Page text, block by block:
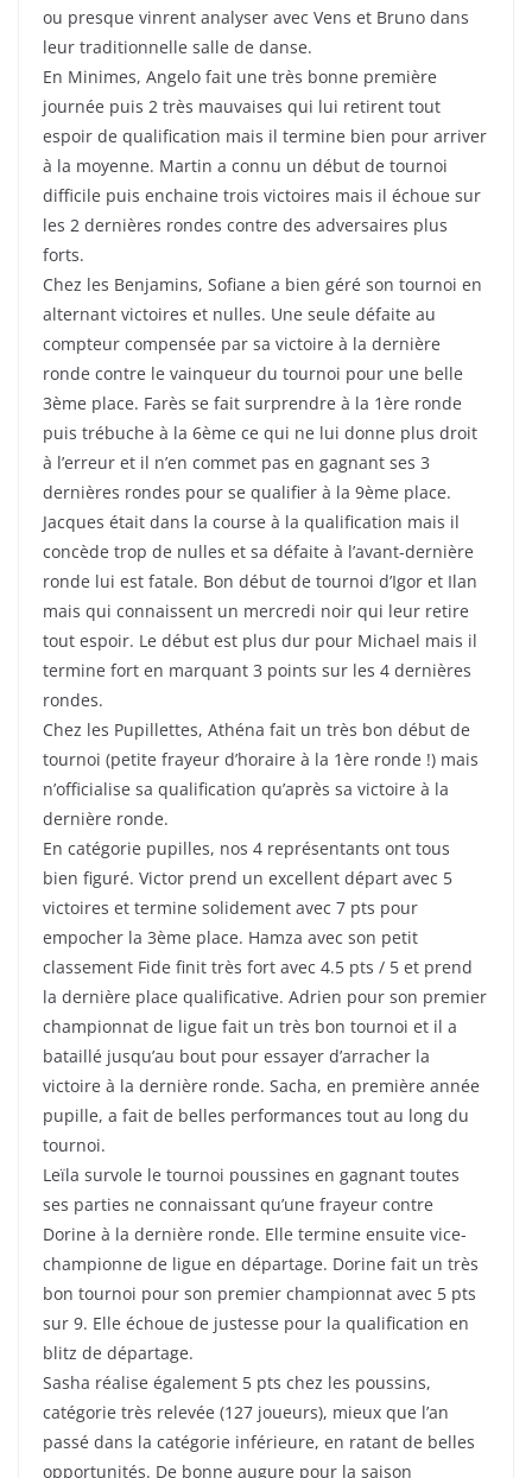
ou presque vinrent analyser avec Vens et Bruno dans
leur traditionnelle salle de danse.
En Minimes, Angelo fait une très bonne première
journée puis 2 très mauvaises qui lui retirent tout
espoir de qualification mais il termine bien pour arriver
à la moyenne. Martin a connu un début de tournoi
difficile puis enchaine trois victoires mais il échoue sur
les 2 dernières rondes contre des adversaires plus
forts.
Chez les Benjamins, Sofiane a bien géré son tournoi en
alternant victoires et nulles. Une seule défaite au
compteur compensée par sa victoire à la dernière
ronde contre le vainqueur du tournoi pour une belle
3ème place. Farès se fait surprendre à la 1ère ronde
puis trébuche à la 6ème ce qui ne lui donne plus droit
à l’erreur et il n’en commet pas en gagnant ses 3
dernières rondes pour se qualifier à la 9ème place.
Jacques était dans la course à la qualification mais il
concède trop de nulles et sa défaite à l’avant-dernière
ronde lui est fatale. Bon début de tournoi d’Igor et Ilan
mais qui connaissent un mercredi noir qui leur retire
tout espoir. Le début est plus dur pour Michael mais il
termine fort en marquant 3 points sur les 4 dernières
rondes.
Chez les Pupillettes, Athéna fait un très bon début de
tournoi (petite frayeur d’horaire à la 1ère ronde !) mais
n’officialise sa qualification qu’après sa victoire à la
dernière ronde.
En catégorie pupilles, nos 4 représentants ont tous
bien figuré. Victor prend un excellent départ avec 5
victoires et termine solidement avec 7 pts pour
empocher la 3ème place. Hamza avec son petit
classement Fide finit très fort avec 4.5 pts / 5 et prend
la dernière place qualificative. Adrien pour son premier
championnat de ligue fait un très bon tournoi et il a
bataillé jusqu’au bout pour essayer d’arracher la
victoire à la dernière ronde. Sacha, en première année
pupille, a fait de belles performances tout au long du
tournoi.
Leïla survole le tournoi poussines en gagnant toutes
ses parties ne connaissant qu’une frayeur contre
Dorine à la dernière ronde. Elle termine ensuite vice-
championne de ligue en départage. Dorine fait un très
bon tournoi pour son premier championnat avec 5 pts
sur 9. Elle échoue de justesse pour la qualification en
blitz de départage.
Sasha réalise également 5 pts chez les poussins,
catégorie très relevée (127 joueurs), mieux que l’an
passé dans la catégorie inférieure, en ratant de belles
opportunités. De bonne augure pour la saison